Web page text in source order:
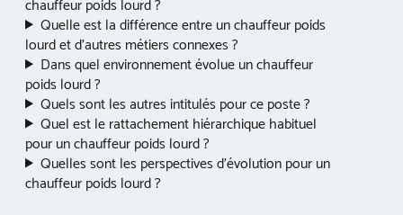
chauffeur poids lourd ?
Quelle est la différence entre un chauffeur poids
lourd et d’autres métiers connexes ?
Dans quel environnement évolue un chauffeur
poids lourd ?
Quels sont les autres intitulés pour ce poste ?
Quel est le rattachement hiérarchique habituel
pour un chauffeur poids lourd ?
Quelles sont les perspectives d’évolution pour un
chauffeur poids lourd ?